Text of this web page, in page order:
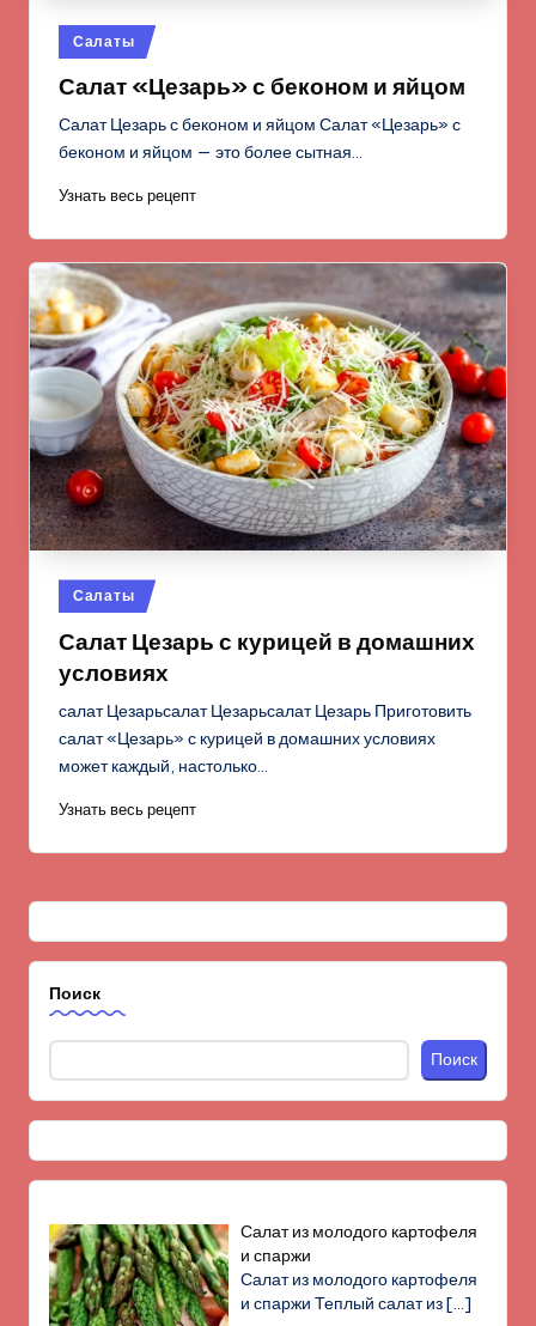
Опубликовано
в
Салаты
Салат «Цезарь» с беконом и яйцом
Салат Цезарь с беконом и яйцом Салат «Цезарь» с
беконом и яйцом — это более сытная…
Узнать весь рецепт
Опубликовано
в
Салаты
Салат Цезарь с курицей в домашних
условиях
салат Цезарьсалат Цезарьсалат Цезарь Приготовить
салат «Цезарь» с курицей в домашних условиях
может каждый, настолько…
Узнать весь рецепт
Поиск
Поиск
Салат из молодого картофеля
и спаржи
Салат из молодого картофеля
и спаржи Теплый салат из[…]